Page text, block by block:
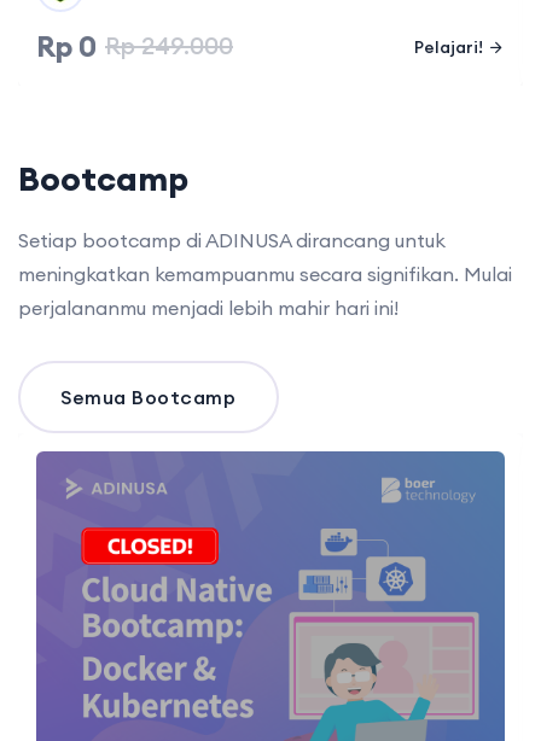
Rp 0 Rp 249.000 Pelajari!
Bootcamp
Setiap bootcamp di ADINUSA dirancang untuk
meningkatkan kemampuanmu secara signifikan. Mulai
perjalananmu menjadi lebih mahir hari ini!
Semua Bootcamp